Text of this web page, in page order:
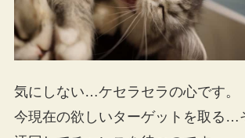
気にしない…ケセラセラの心です。
今現在の欲しいターゲットを取る…